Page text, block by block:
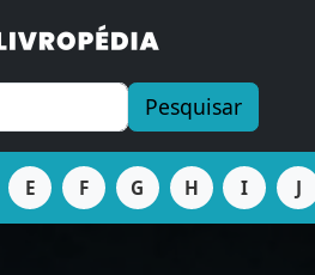
Pesquisar
E F G H I J